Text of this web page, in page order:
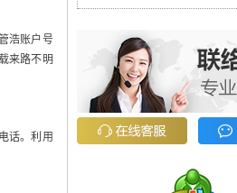
浩账户号
来路不明
话。利用